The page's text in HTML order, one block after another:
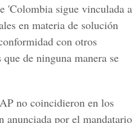
'Colombia sigue vinculada a
en materia de solución
con otros
de ninguna manera se
no coincidieron en los
anunciada por el mandatario